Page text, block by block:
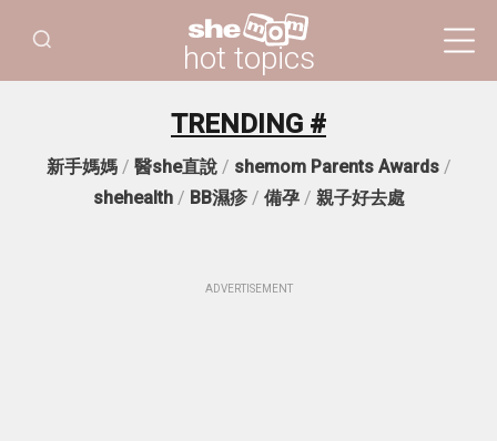
hot topics
TRENDING #
新手媽媽/ 醫she直說/ shemom Parents Awards/
shehealth/ BB濕疹/ 備孕/ 親子好去處
ADVERTISEMENT